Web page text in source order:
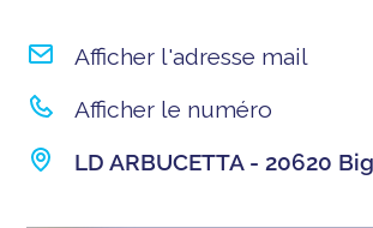
Afficher l'adresse mail
Afficher le numéro
LD ARBUCETTA - 20620